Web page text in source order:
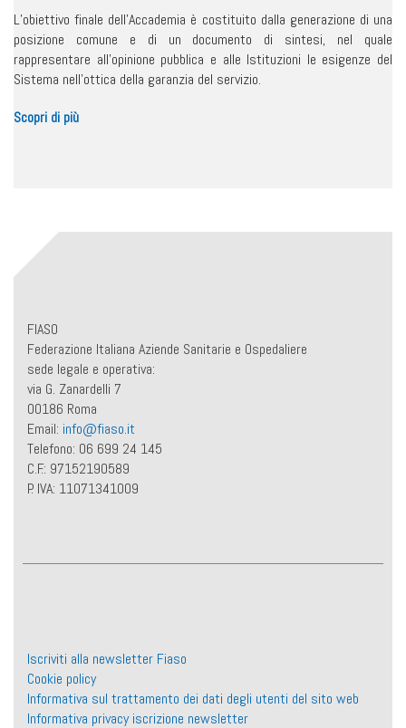
L’obiettivo finale dell’Accademia è costituito dalla generazione di una
posizione comune e di un documento di sintesi, nel quale
rappresentare all’opinione pubblica e alle Istituzioni le esigenze del
Sistema nell’ottica della garanzia del servizio.
Scopri di più
FIASO
Federazione Italiana Aziende Sanitarie e Ospedaliere
sede legale e operativa:
via G. Zanardelli 7
00186 Roma
Email: info@fiaso.it
Telefono: 06 699 24 145
C.F.: 97152190589
P. IVA: 11071341009
Iscriviti alla newsletter Fiaso
Cookie policy
Informativa sul trattamento dei dati degli utenti del sito web
Informativa privacy iscrizione newsletter